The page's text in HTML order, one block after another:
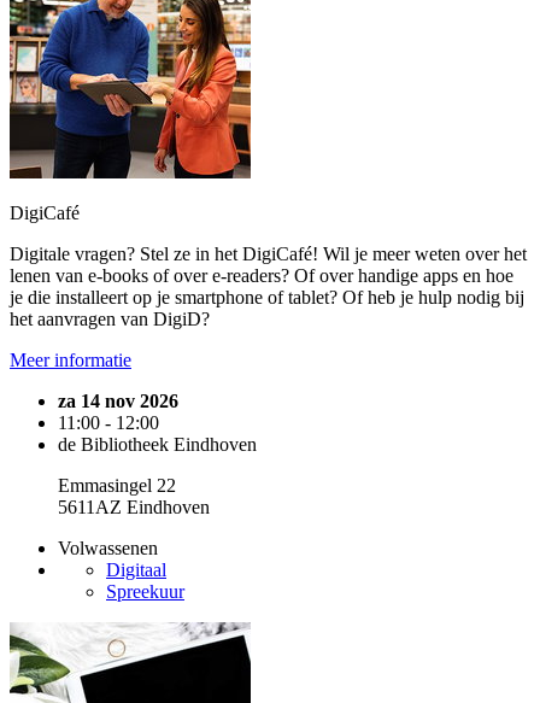
DigiCafé
Digitale vragen? Stel ze in het DigiCafé! Wil je meer weten over het
lenen van e-books of over e-readers? Of over handige apps en hoe
je die installeert op je smartphone of tablet? Of heb je hulp nodig bij
het aanvragen van DigiD?
Meer informatie
za 14 nov 2026
11:00 - 12:00
de Bibliotheek Eindhoven
Emmasingel 22
5611AZ Eindhoven
Volwassenen
Digitaal
Spreekuur